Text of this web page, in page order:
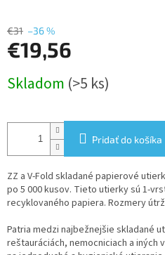
€31 –36 %
€19,56
cena:
Skladom (>5 ks)
Pridať do košíka
ZZ a V-Fold skladané papierové
po 5 000 kusov. Tieto utierky sú 1-
recyklovaného papiera. Rozmery
Patria medzi najbežnejšie skladané
reštauráciách, nemocniciach a iných